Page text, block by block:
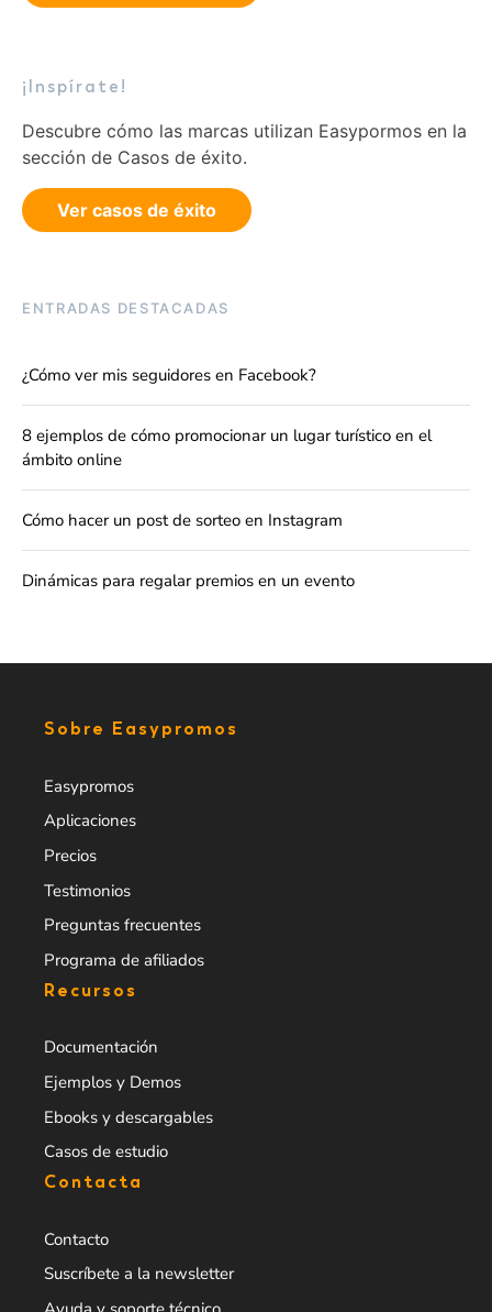
¡Inspírate!
Descubre cómo las marcas utilizan Easypormos en la
sección de Casos de éxito.
Ver casos de éxito
ENTRADAS DESTACADAS
¿Cómo ver mis seguidores en Facebook?
8 ejemplos de cómo promocionar un lugar turístico en el
ámbito online
Cómo hacer un post de sorteo en Instagram
Dinámicas para regalar premios en un evento
Sobre Easypromos
Easypromos
Aplicaciones
Precios
Testimonios
Preguntas frecuentes
Programa de afiliados
Recursos
Documentación
Ejemplos y Demos
Ebooks y descargables
Casos de estudio
Contacta
Contacto
Suscríbete a la newsletter